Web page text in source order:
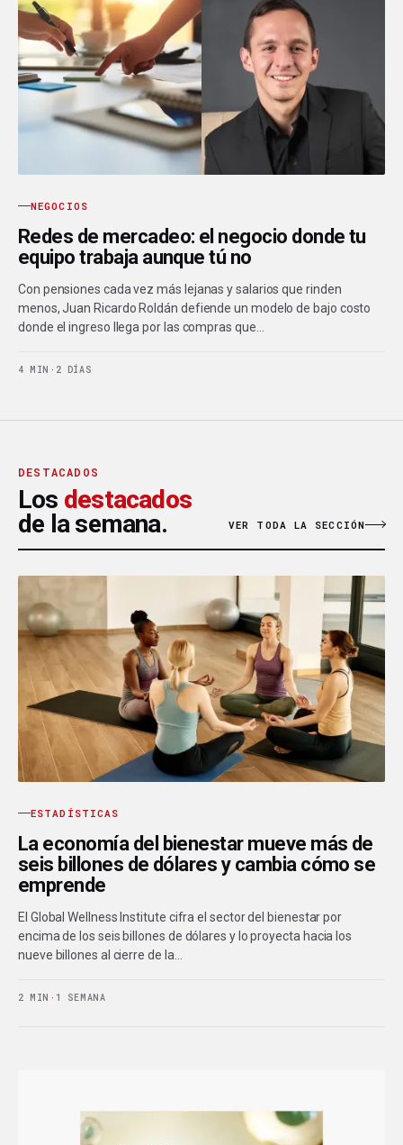
NEGOCIOS
Redes de mercadeo: el negocio donde tu
equipo trabaja aunque tú no
Con pensiones cada vez más lejanas y salarios que rinden
menos, Juan Ricardo Roldán defiende un modelo de bajo costo
donde el ingreso llega por las compras que…
4 MIN · 2 DÍAS
DESTACADOS
Los destacados
de la semana.
VER TODA LA SECCIÓN
ESTADÍSTICAS
La economía del bienestar mueve más de
seis billones de dólares y cambia cómo se
emprende
El Global Wellness Institute cifra el sector del bienestar por
encima de los seis billones de dólares y lo proyecta hacia los
nueve billones al cierre de la…
2 MIN · 1 SEMANA